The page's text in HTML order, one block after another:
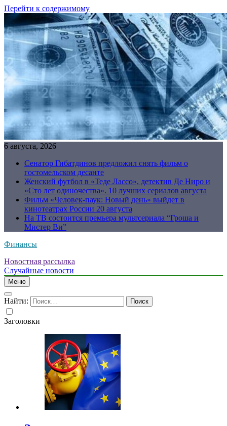
Перейти к содержимому
6 августа, 2026
Сенатор Гибатдинов предложил снять фильм о
гостомельском десанте
Женский футбол в «Теде Лассо», детектив Де Ниро и
«Сто лет одиночества». 10 лучших сериалов августа
Фильм «Человек-паук: Новый день» выйдет в
кинотеатрах России 20 августа
На ТВ состоится премьера мультсериала “Гроша и
Мистер Ви”
Финансы
Новостная рассылка
Случайные новости
Меню
Найти:
Заголовки